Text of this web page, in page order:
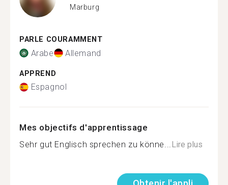
Marburg
PARLE COURAMMENT
Arabe Allemand
APPREND
Espagnol
Mes objectifs d'apprentissage
Sehr gut Englisch sprechen zu könne...Lire plus